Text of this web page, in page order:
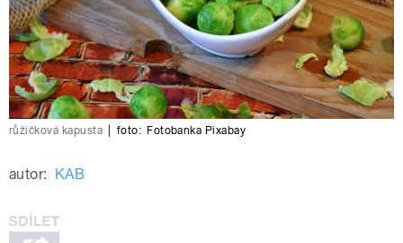
růžičková kapusta foto: Fotobanka Pixabay
autor: KAB